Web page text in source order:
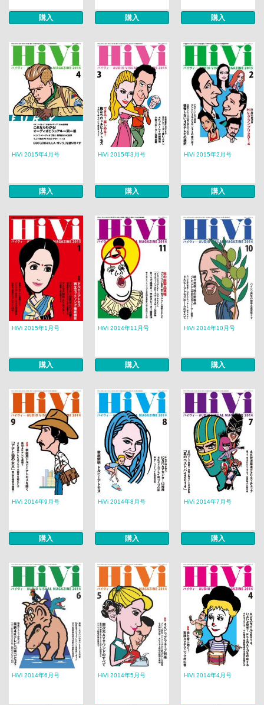
購入 購入 購入
HiVi 2015年4月号
購入
HiVi 2015年3月号
購入
HiVi 2015年2月号
購入
HiVi 2015年1月号
購入
HiVi 2014年11月号
購入
HiVi 2014年10月号
購入
HiVi 2014年9月号
購入
HiVi 2014年8月号
購入
HiVi 2014年7月号
購入
HiVi 2014年6月号 HiVi 2014年5月号 HiVi 2014年4月号